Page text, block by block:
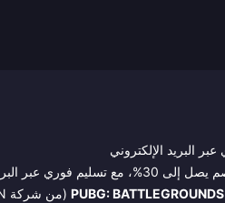
للكمبيوتر من هنا — بخصم يصل إلى 30%، مع
PUBG: BATTLEGROUNDS